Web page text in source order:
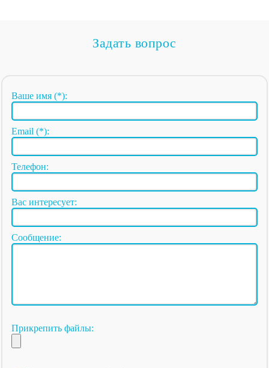
Задать вопрос
Ваше имя (*):
Email (*):
Телефон:
Вас интересует:
Сообщение:
Прикрепить файлы: